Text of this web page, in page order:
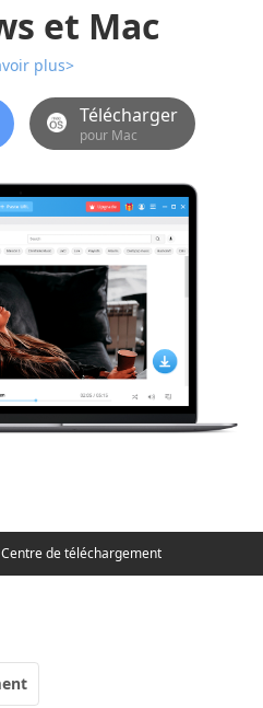
et Mac
plus>
Télécharger
pour Mac
Centre de téléchargement